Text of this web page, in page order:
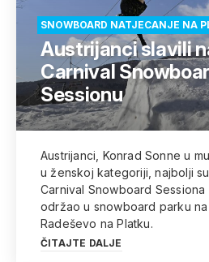
SNOWBOARD NATJECANJE NA
Austrijanci slavili
Carnival
Sessionu
Austrijanci, Konrad Sonne u
u ženskoj kategoriji, najbolji
Carnival Snowboard Sessiona
održao u snowboard parku
Radeševo na Platku.
ČITAJTE DALJE